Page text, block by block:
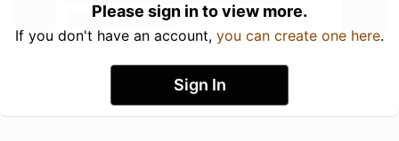
Please sign in to view more.
If you don't have an account, you can create one here.
Sign In